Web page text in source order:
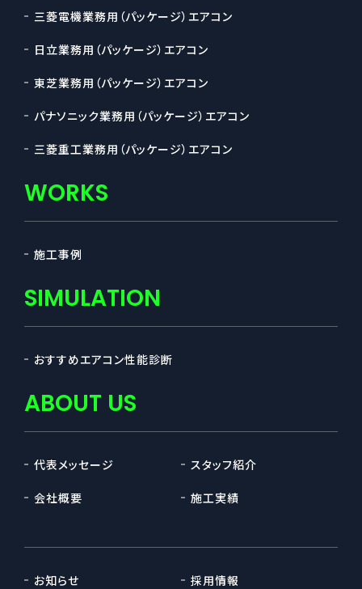
三菱電機業務用（パッケージ）エアコン
日立業務用（パッケージ）エアコン
東芝業務用（パッケージ）エアコン
パナソニック業務用（パッケージ）エアコン
三菱重工業務用（パッケージ）エアコン
WORKS
施工事例
SIMULATION
おすすめエアコン性能診断
ABOUT US
代表メッセージ
会社概要
スタッフ紹介
施工実績
お知らせ 採用情報